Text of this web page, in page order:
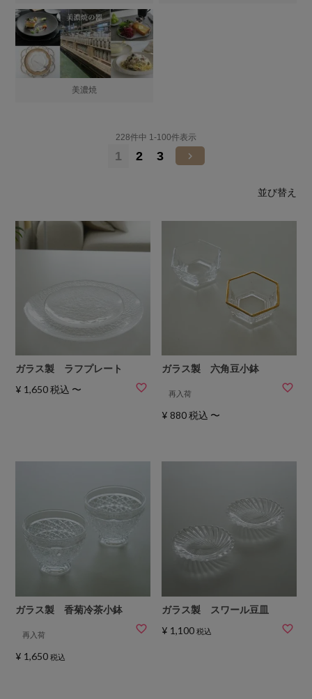
美濃焼
並び替え
228件中 1-100件表示
1 2 3
ガラス製 ラフプレート
¥ 1,650 税込 〜
ガラス製 六角豆小鉢
再入荷
¥ 880税込 〜
ガラス製 香菊冷茶小鉢
再入荷
¥ 1,650 税込
ガラス製 スワール豆皿
¥ 1,100 税込